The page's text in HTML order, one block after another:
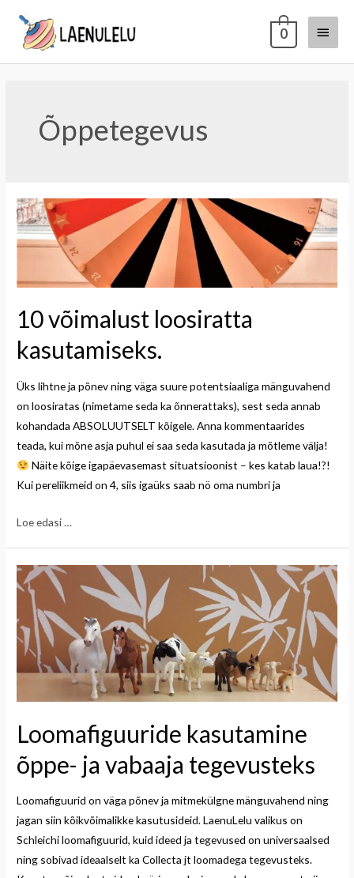
0
Õppetegevus
10 võimalust loosiratta
kasutamiseks.
Üks lihtne ja põnev ning väga suure potentsiaaliga mänguvahend
on loosiratas (nimetame seda ka õnnerattaks), sest seda annab
kohandada ABSOLUUTSELT kõigele. Anna kommentaarides
teada, kui mõne asja puhul ei saa seda kasutada ja mõtleme välja!
Näite kõige igapäevasemast situatsioonist – kes katab laua!?!
Kui pereliikmeid on 4, siis igaüks saab nö oma numbri ja
Loe edasi …
Loomafiguuride kasutamine
õppe- ja vabaaja tegevusteks
Loomafiguurid on väga põnev ja mitmekülgne mänguvahend ning
jagan siin kõikvõimalikke kasutusideid. LaenuLelu valikus on
Schleichi loomafiguurid, kuid ideed ja tegevused on universaalsed
ning sobivad ideaalselt ka Collecta jt loomadega tegevusteks.